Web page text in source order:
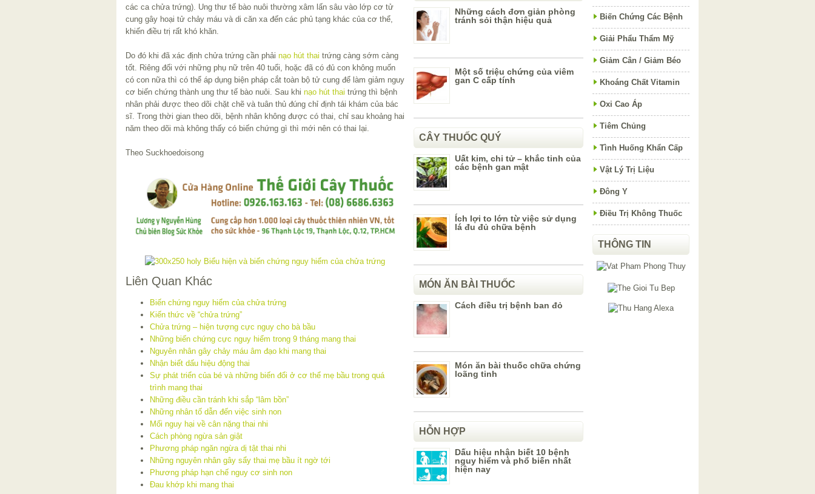
các ca chửa trứng). Ung thư tế bào nuôi thường xâm lấn sâu vào lớp cơ tử
cung gây hoại tử chảy máu và di căn xa đến các phủ tạng khác của cơ thể,
khiến điều trị rất khó khăn.
Do đó khi đã xác định chửa trứng cần phải nạo hút thai trứng càng sớm càng
tốt. Riêng đối với những phụ nữ trên 40 tuổi, hoặc đã có đủ con không muốn
có con nữa thì có thể áp dụng biện pháp cắt toàn bộ tử cung để làm giảm nguy
cơ biến chứng thành ung thư tế bào nuôi. Sau khi nạo hút thai trứng thì bệnh
nhân phải được theo dõi chặt chẽ và tuân thủ đúng chỉ định tái khám của bác
sĩ. Trong thời gian theo dõi, bệnh nhân không được có thai, chỉ sau khoảng hai
năm theo dõi mà không thấy có biến chứng gì thì mới nên có thai lại.
Theo Suckhoedoisong
Liên Quan Khác
Biến chứng nguy hiểm của chửa trứng
Kiến thức về “chửa trứng”
Chửa trứng – hiện tượng cực nguy cho bà bầu
Những biến chứng cực nguy hiểm trong 9 tháng mang thai
Nguyên nhân gây chảy máu âm đạo khi mang thai
Nhận biết dấu hiệu động thai
Sự phát triển của bé và những biến đổi ở cơ thể mẹ bầu trong quá
trình mang thai
Những điều cần tránh khi sắp “lâm bồn”
Những nhân tố dẫn đến việc sinh non
Mối nguy hại về cân nặng thai nhi
Cách phòng ngừa sản giật
Phương pháp ngăn ngừa dị tật thai nhi
Những nguyên nhân gây sẩy thai mẹ bầu ít ngờ tới
Phương pháp hạn chế nguy cơ sinh non
Đau khớp khi mang thai
Những cách đơn giản phòng
tránh sỏi thận hiệu quả
Một số triệu chứng của viêm
gan C cấp tính
CÂY THUỐC QUÝ
Uất kim, chi tử – khắc tinh của
các bệnh gan mật
Ích lợi to lớn từ việc sử dụng
lá đu đủ chữa bệnh
MÓN ĂN BÀI THUỐC
Cách điều trị bệnh ban đỏ
Món ăn bài thuốc chữa chứng
loãng tinh
HỖN HỢP
Dấu hiệu nhận biết 10 bệnh
nguy hiểm và phổ biến nhất
hiện nay
Biến Chứng Các Bệnh
Giải Phẩu Thẩm Mỹ
Giảm Cân / Giảm Béo
Khoáng Chất Vitamin
Oxi Cao Áp
Tiêm Chủng
Tình Huống Khẩn Cấp
Vật Lý Trị Liệu
Đông Y
Điều Trị Không Thuốc
THÔNG TIN